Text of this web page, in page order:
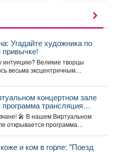
Угадайте художника по
привычке!
Великие творцы
весьма эксцентричным
концертном зале
трансляция
«Споём любимое и
открывается программа
и ком в горле: "Поезд